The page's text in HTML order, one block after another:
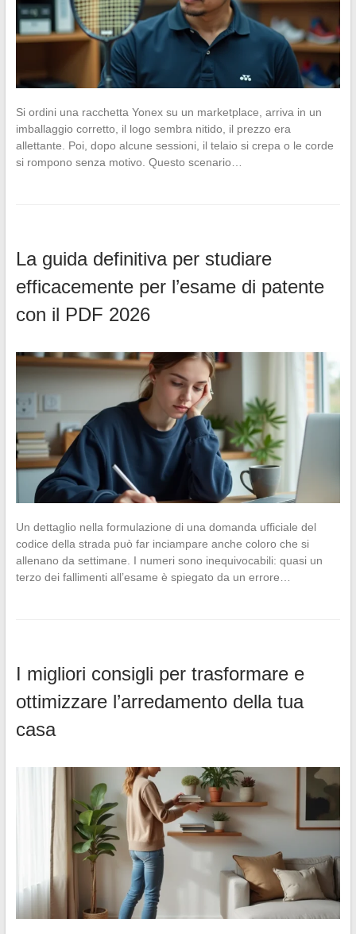
Si ordini una racchetta Yonex su un marketplace, arriva in un
imballaggio corretto, il logo sembra nitido, il prezzo era
allettante. Poi, dopo alcune sessioni, il telaio si crepa o le corde
si rompono senza motivo. Questo scenario…
La guida definitiva per studiare
efficacemente per l’esame di patente
con il PDF 2026
Un dettaglio nella formulazione di una domanda ufficiale del
codice della strada può far inciampare anche coloro che si
allenano da settimane. I numeri sono inequivocabili: quasi un
terzo dei fallimenti all’esame è spiegato da un errore…
I migliori consigli per trasformare e
ottimizzare l’arredamento della tua
casa